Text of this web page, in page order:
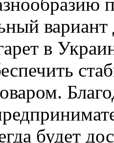
в
будет